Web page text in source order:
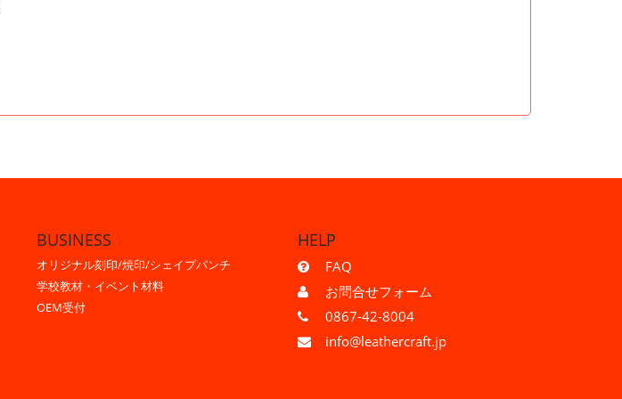
BUSINESS
オリジナル刻印/焼印/シェイプパンチ
学校教材・イベント材料
OEM受付
HELP
FAQ
お問合せフォーム
0867-42-8004
info@leathercraft.jp